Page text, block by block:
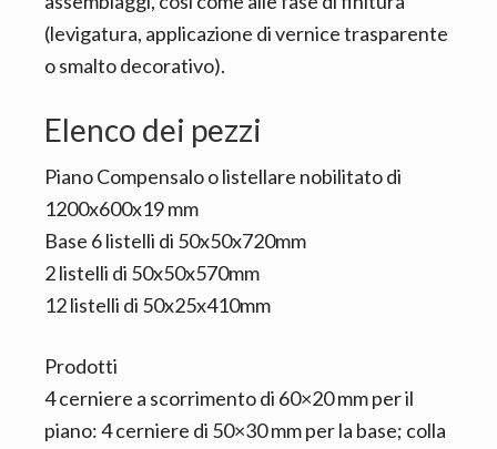
(levigatura, applicazione di vernice trasparente
o smalto decorativo).
Elenco dei pezzi
Piano Compensalo o listellare nobilitato di
1200x600x19 mm
Base 6 listelli di 50x50x720mm
2 listelli di 50x50x570mm
12 listelli di 50x25x410mm
Prodotti
4 cerniere a scorrimento di 60×20 mm per il
piano: 4 cerniere di 50×30 mm per la base; colla